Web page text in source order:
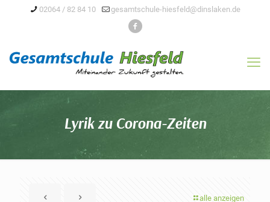
02064 / 82 84 10 gesamtschule-hiesfeld@dinslaken.de
Lyrik zu Corona-Zeiten
alle anzeigen